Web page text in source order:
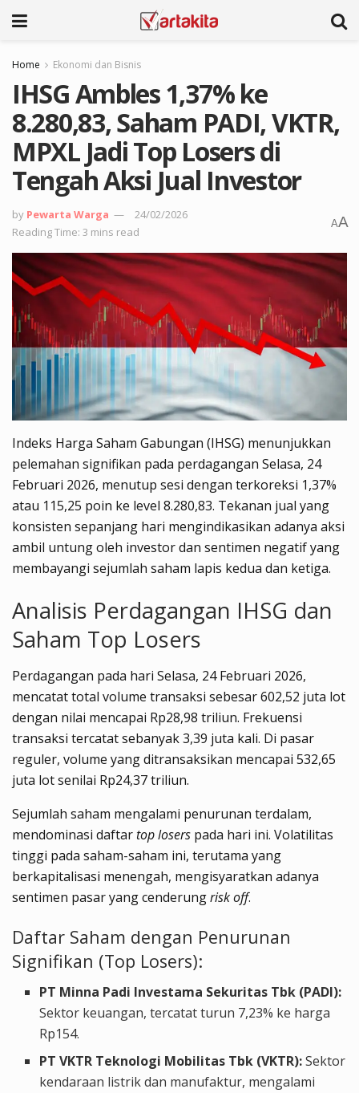
Home Ekonomi dan Bisnis
IHSG Ambles 1,37% ke
8.280,83, Saham PADI, VKTR,
MPXL Jadi Top Losers di
Tengah Aksi Jual Investor
by Pewarta Warga
24/02/2026
Reading Time: 3 mins read
AA
Indeks Harga Saham Gabungan (IHSG) menunjukkan
pelemahan signifikan pada perdagangan Selasa, 24
Februari 2026, menutup sesi dengan terkoreksi 1,37%
atau 115,25 poin ke level 8.280,83. Tekanan jual yang
konsisten sepanjang hari mengindikasikan adanya aksi
ambil untung oleh investor dan sentimen negatif yang
membayangi sejumlah saham lapis kedua dan ketiga.
Analisis Perdagangan IHSG dan
Saham Top Losers
Perdagangan pada hari Selasa, 24 Februari 2026,
mencatat total volume transaksi sebesar 602,52 juta lot
dengan nilai mencapai Rp28,98 triliun. Frekuensi
transaksi tercatat sebanyak 3,39 juta kali. Di pasar
reguler, volume yang ditransaksikan mencapai 532,65
juta lot senilai Rp24,37 triliun.
Sejumlah saham mengalami penurunan terdalam,
mendominasi daftartop losers pada hari ini. Volatilitas
tinggi pada saham-saham ini, terutama yang
berkapitalisasi menengah, mengisyaratkan adanya
sentimen pasar yang cenderungrisk off.
Daftar Saham dengan Penurunan
Signifikan (Top Losers):
PT Minna Padi Investama Sekuritas Tbk (PADI):
Sektor keuangan, tercatat turun 7,23% ke harga
Rp154.
PT VKTR Teknologi Mobilitas Tbk (VKTR):Sektor
kendaraan listrik dan manufaktur, mengalami